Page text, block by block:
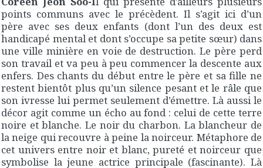
points communs avec le précèdent. Il s’agit ici d’un
père avec ses deux enfants (dont l’un des deux est
handicapé mental et dont s’occupe sa petite sœur) dans
une ville minière en voie de destruction. Le père perd
son travail et va peu à peu commencer la descente aux
enfers. Des chants du début entre le père et sa fille ne
restent bientôt plus qu’un silence pesant et le râle que
son ivresse lui permet seulement d’émettre. Là aussi le
décor agit comme un écho au fond : celui de cette terre
noire et blanche. Le noir du charbon. La blancheur de
la neige qui recouvre à peine la noirceur. Métaphore de
cet univers entre noir et blanc, pureté et noirceur que
symbolise la jeune actrice principale (fascinante). Là